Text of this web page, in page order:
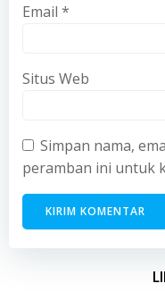
Email *
Situs Web
Simpan nama,
peramban ini untuk